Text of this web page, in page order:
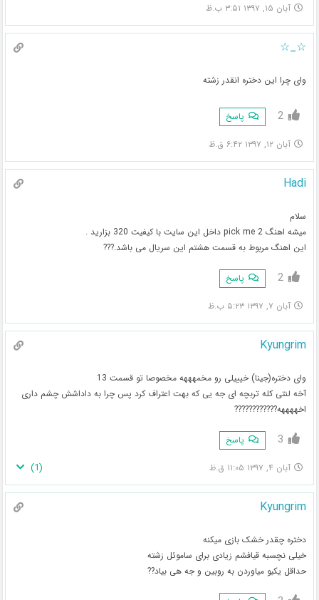
آبان ۱۵, ۱۳۹۷ ۳:۵۱ ب.ظ
☆_☆
وای چرا این دختره انقدر زشته
2 پاسخ
آبان ۱۲, ۱۳۹۷ ۶:۴۲ ق.ظ
Hadi
سلام
میشه اهنگ pick me 2 داخل این سایت با کیفیت 320 بزارید .
این اهنگ مربوط به قسمت هشتم این سریال می باشد.???
2 پاسخ
آبان ۷, ۱۳۹۷ ۵:۲۳ ب.ظ
Kyungrim
وای دختره(جینا) خیییلی رو مخمهههه مخصوصا تو قسمت 13
آخه لنتی کله تربچه ای جه یی که بهت اعتراف کرد پس چرا به داداشش چشم داری
اخههههه????????????
3 پاسخ
آبان ۴, ۱۳۹۷ ۱۱:۰۵ ق.ظ (
1
)
Kyungrim
دختره چقدر خشک بازی میکنه
خیلی نچسبه قیافشم زیادی برای ساموئل زشته
حداقل یکیو میاوردن به روبین و جه هی بیاد??